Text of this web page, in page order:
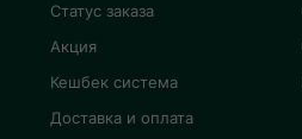
Статус заказа
Акция
Кешбек система
Доставка и оплата